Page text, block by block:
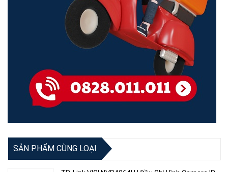
SẢN PHẨM CÙNG LOẠI